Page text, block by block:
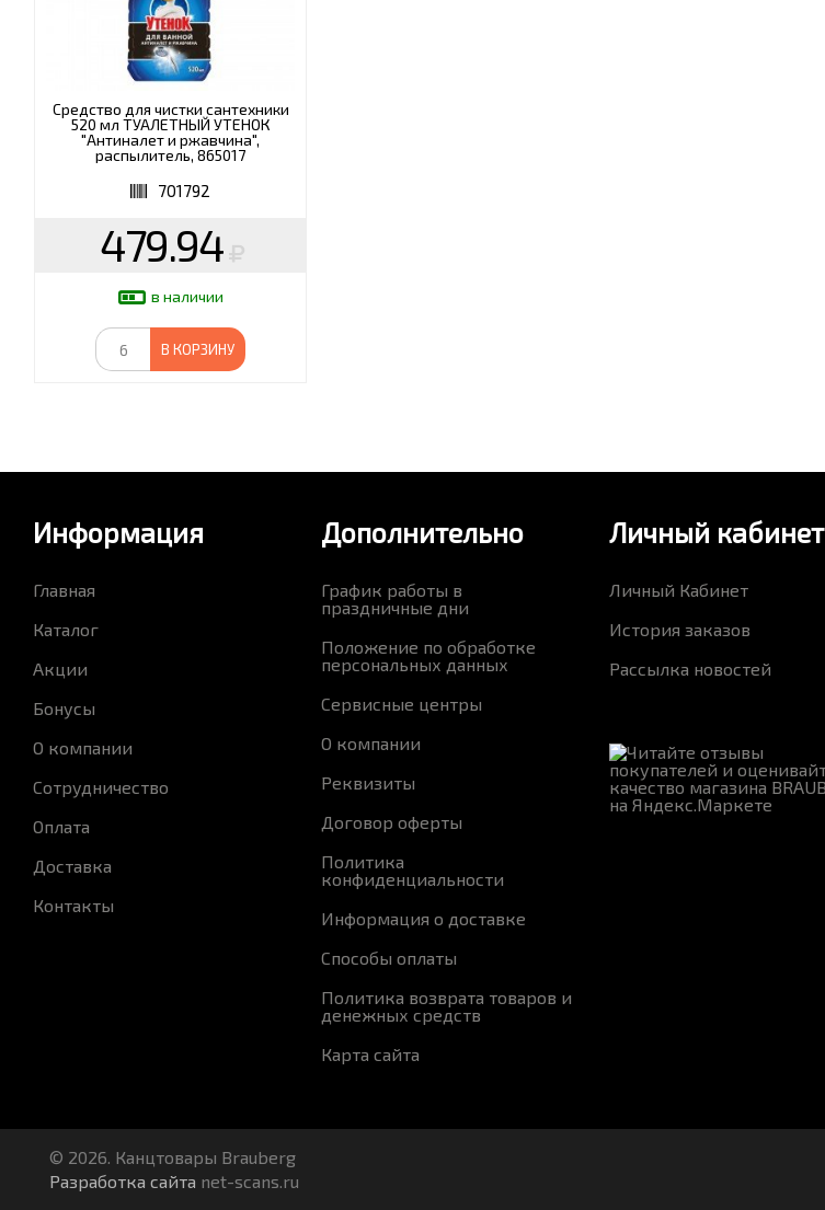
Средство для чистки сантехники
520 мл ТУАЛЕТНЫЙ УТЕНОК
"Антиналет и ржавчина",
распылитель, 865017
701792
479.94
в наличии
В КОРЗИНУ
Информация
Главная
Каталог
Акции
Бонусы
О компании
Сотрудничество
Оплата
Доставка
Контакты
Дополнительно
График работы в
праздничные дни
Положение по обработке
персональных данных
Сервисные центры
О компании
Реквизиты
Договор оферты
Политика
конфиденциальности
Информация о доставке
Способы оплаты
Политика возврата товаров и
денежных средств
Карта сайта
Личный кабинет
Личный Кабинет
История заказов
Рассылка новостей
© 2026. Канцтовары Brauberg
Разработка сайта net-scans.ru